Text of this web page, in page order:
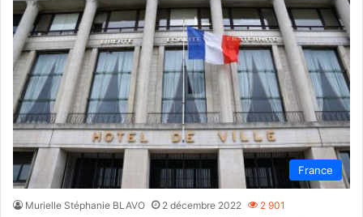
France
Murielle Stéphanie BLAVO 2 décembre 2022 2 901